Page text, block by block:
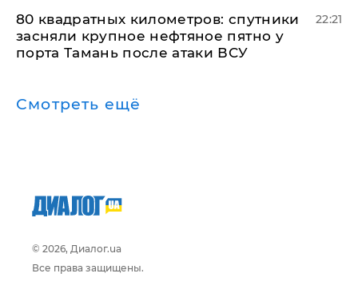
80 квадратных километров: спутники
засняли крупное нефтяное пятно у
порта Тамань после атаки ВСУ
22:21
Смотреть ещё
© 2026, Диалог.ua
Все права защищены.